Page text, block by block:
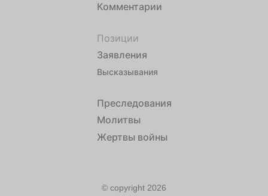
Комментарии
Позиции
Заявления
Высказывания
Преследования
Молитвы
Жертвы войны
© copyright 2026